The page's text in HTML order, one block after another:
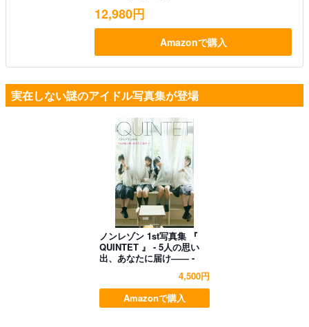
12,980円
Amazonで購入
実在しない謎のアイドル写真集が登場
ノンレゾン 1st写真集 『
QUINTET 』 - 5人の思い
出、あなたに届け―― -
4,500円
Amazonで購入